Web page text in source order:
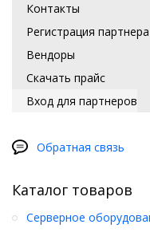
Контакты
Регистрация партнера
Вендоры
Скачать прайс
Вход для партнеров
Обратная связь
Каталог товаров
Серверное